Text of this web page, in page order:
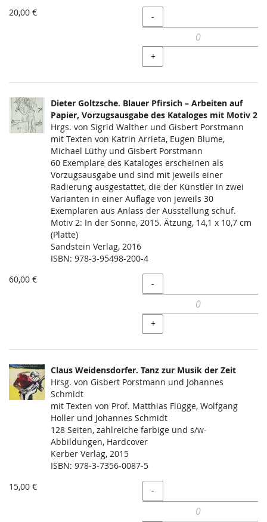
20,00 €
Menge
-
+
Dieter Goltzsche. Blauer Pfirsich – Arbeiten auf
Papier, Vorzugsausgabe des Kataloges mit Motiv 2
Hrgs. von Sigrid Walther und Gisbert Porstmann
mit Texten von Katrin Arrieta, Eugen Blume,
Michael Lüthy und Gisbert Porstmann
60 Exemplare des Kataloges erscheinen als
Vorzugsausgabe und sind mit jeweils einer
Radierung ausgestattet, die der Künstler in zwei
Varianten in einer Auflage von jeweils 30
Exemplaren aus Anlass der Ausstellung schuf.
Motiv 2: In der Sonne, 2015. Ätzung, 14,1 x 10,7 cm
(Platte)
Sandstein Verlag, 2016
­ISBN: 978-3-95498-200-4
60,00 €
Menge
-
+
Claus Weidensdorfer. Tanz zur Musik der Zeit
Hrsg. von Gisbert Porstmann und Johannes
Schmidt
mit Texten von Prof. Matthias Flügge, Wolfgang
Holler und Johannes Schmidt
128 Seiten, zahlreiche farbige und s/w-
Abbildungen, Hardcover
Kerber Verlag, 2015
ISBN: 978-3-7356-0087-5
15,00 €
Menge
-